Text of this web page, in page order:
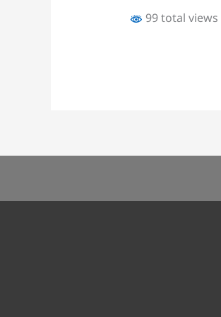
99 total views